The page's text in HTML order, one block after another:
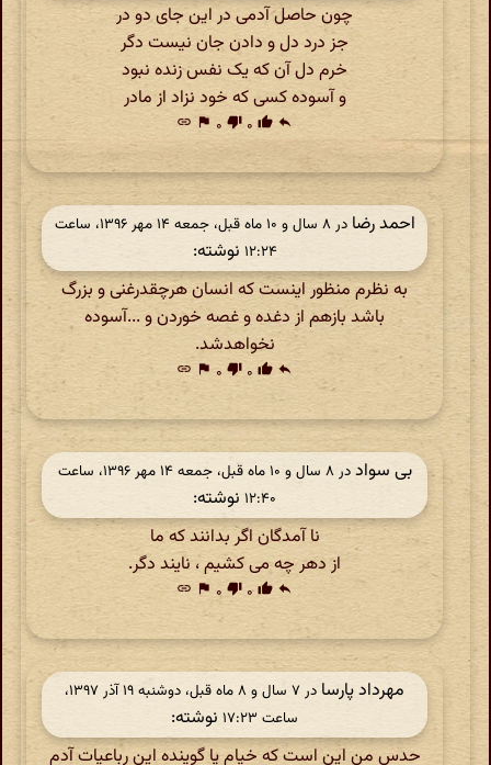
چون حاصل آدمی در این جای دو در
جز درد دل و دادن جان نیست دگر
خرم دل آن که یک نفس زنده نبود
و آسوده کسی که خود نزاد از مادر
reply
thumb_up ۰ thumb_down ۰ flag
link
احمد رضا
در ‫۸ سال و ۱۰ ماه قبل، جمعه ۱۴ مهر ۱۳۹۶، ساعت
۱۲:۲۴ نوشته:
به نظرم منظور اینست که انسان هرچقدرغنی و بزرگ
باشد بازهم از دغده و غصه خوردن و ...آسوده
نخواهدشد.
reply
thumb_up ۰ thumb_down ۰ flag
link
بی سواد
در ‫۸ سال و ۱۰ ماه قبل، جمعه ۱۴ مهر ۱۳۹۶، ساعت
۱۲:۴۰ نوشته:
نا آمدگان اگر بدانند که ما
از دهر چه می کشیم ، نایند دگر.
reply
thumb_up ۰ thumb_down ۰ flag
link
مهرداد پارسا
در ‫۷ سال و ۸ ماه قبل، دوشنبه ۱۹ آذر ۱۳۹۷،
ساعت ۱۷:۲۳
نوشته:
حدس من این است که خیام یا گوینده این رباعیات آدم